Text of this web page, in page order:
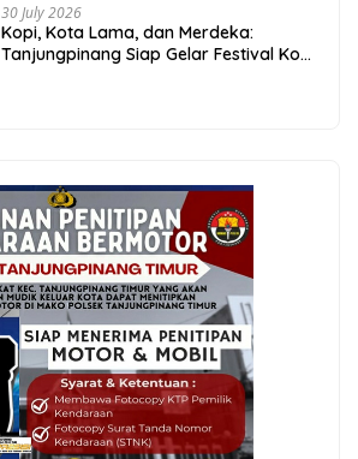
30 July 2026
Kopi, Kota Lama, dan Merdeka:
Tanjungpinang Siap Gelar Festival Kopi